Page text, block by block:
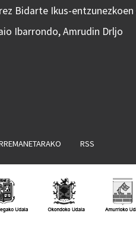
Bidarte Ikus-
Ibarrondo, Amrudin Drljo
RSS